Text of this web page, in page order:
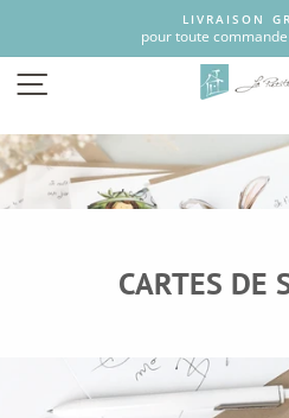
LIVRAISON
pour toute
CARTES DE